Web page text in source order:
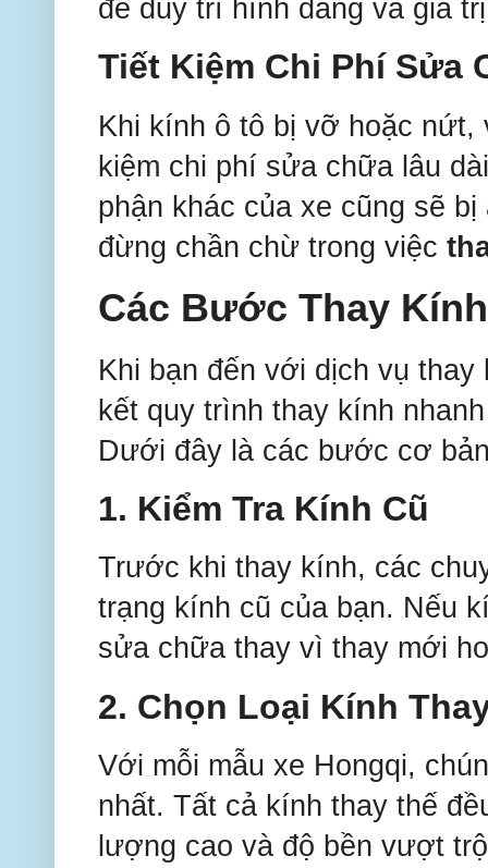
để duy trì hình dáng và giá
Tiết Kiệm Chi Phí Sửa
Khi kính ô tô bị vỡ hoặc nứt,
kiệm chi phí sửa chữa lâu
phận khác của xe cũng sẽ
đừng chần chừ trong việc
Các Bước Thay
Khi bạn đến với dịch vụ
kết quy trình thay kính
Dưới đây là các bước cơ
1. Kiểm Tra Kính Cũ
Trước khi thay kính, các
trạng kính cũ của bạn. Nếu
sửa chữa thay vì thay mới
2. Chọn Loại Kính
Với mỗi mẫu xe Hongqi,
nhất. Tất cả kính thay thế
lượng cao và độ bền vượt